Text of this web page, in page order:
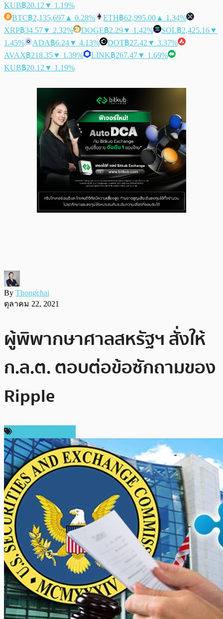
KUB฿20.12 ▼ 1.19%
BTC฿2,135,697 ▲ 0.28% ETH฿62,995.00 ▲ 1.34%
XRP฿34.57▼ 2.32% DOGE฿2.29▼ 1.42% SOL฿2,425.16▼
1.45%
ADA฿6.24▼ 4.13% DOT฿27.42 ▼ 3.37%
AVAX฿218.35▼ 1.39% LINK฿267.47▼ 1.69%
KUB฿20.12 ▼ 1.19%
By Thongchai
ตุลาคม 22, 2021
ผู้พิพากษาศาลสหรัฐฯ สั่งให้
ก.ล.ต. ตอบต่อข้อซักถามของ
Ripple